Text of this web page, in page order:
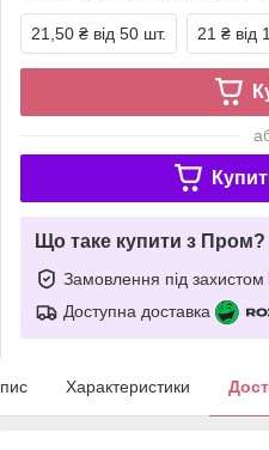
21,50 ₴ від 50 шт. 21 ₴ від
Що таке купити з Пром?
Замовлення під захистом
Доступна доставка
Характеристики